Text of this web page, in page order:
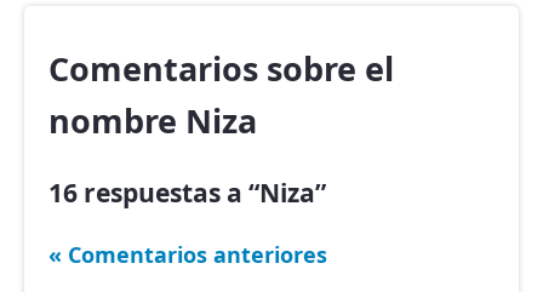
Comentarios sobre el
nombre Niza
16 respuestas a “Niza”
« Comentarios anteriores